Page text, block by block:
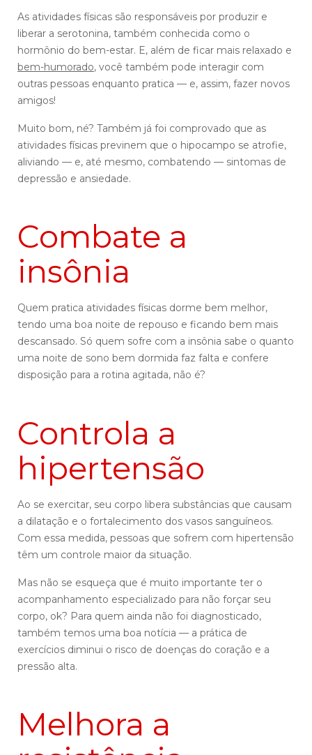
As atividades físicas são responsáveis por produzir e
liberar a serotonina, também conhecida como o
hormônio do bem-estar. E, além de ficar mais relaxado e
bem-humorado, você também pode interagir com
outras pessoas enquanto pratica — e, assim, fazer novos
amigos!
Muito bom, né? Também já foi comprovado que as
atividades físicas previnem que o hipocampo se atrofie,
aliviando — e, até mesmo, combatendo — sintomas de
depressão e ansiedade.
Combate a
insônia
Quem pratica atividades físicas dorme bem melhor,
tendo uma boa noite de repouso e ficando bem mais
descansado. Só quem sofre com a insônia sabe o quanto
uma noite de sono bem dormida faz falta e confere
disposição para a rotina agitada, não é?
Controla a
hipertensão
Ao se exercitar, seu corpo libera substâncias que causam
a dilatação e o fortalecimento dos vasos sanguíneos.
Com essa medida, pessoas que sofrem com hipertensão
têm um controle maior da situação.
Mas não se esqueça que é muito importante ter o
acompanhamento especializado para não forçar seu
corpo, ok? Para quem ainda não foi diagnosticado,
também temos uma boa notícia — a prática de
exercícios diminui o risco de doenças do coração e a
pressão alta.
Melhora a